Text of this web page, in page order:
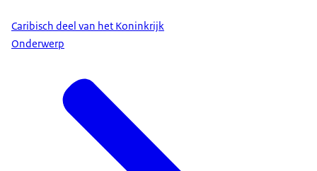
Caribisch deel van het Koninkrijk
Onderwerp